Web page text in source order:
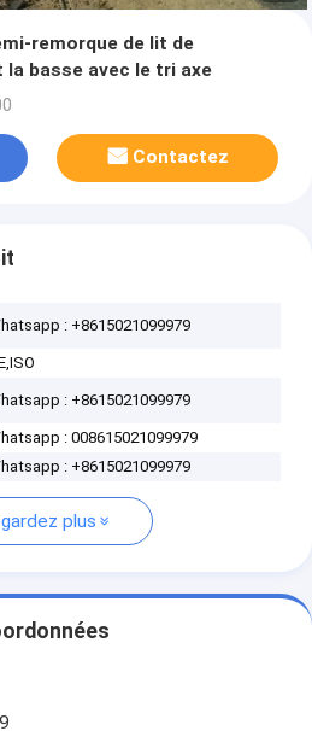
remorque de lit de
basse avec le tri axe
Contactez
: +8615021099979
: +8615021099979
: 008615021099979
: +8615021099979
plus